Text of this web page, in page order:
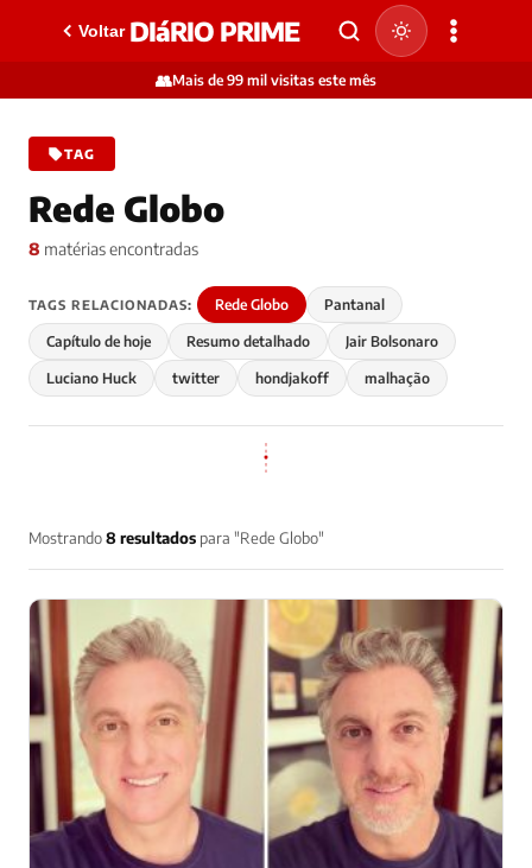
Voltar DIáRIO PRIME
👥Mais de 99 mil visitas este mês
TAG
Rede Globo
8 matérias encontradas
TAGS RELACIONADAS: Rede Globo Pantanal
Capítulo de hoje Resumo detalhado Jair Bolsonaro
Luciano Huck twitter hondjakoff malhação
Mostrando8 resultados para "Rede Globo"